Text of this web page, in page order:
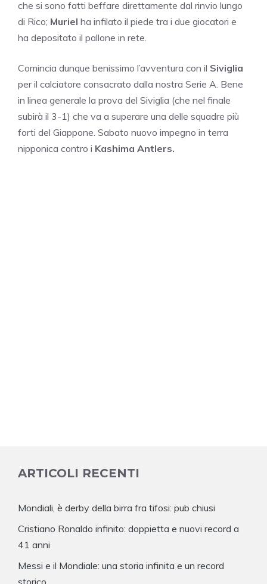
che si sono fatti beffare direttamente dal rinvio lungo
di Rico; Muriel ha infilato il piede tra i due giocatori e
ha depositato il pallone in rete.
Comincia dunque benissimo l’avventura con il Siviglia
per il calciatore consacrato dalla nostra Serie A. Bene
in linea generale la prova del Siviglia (che nel finale
subirà il 3-1) che va a superare una delle squadre più
forti del Giappone. Sabato nuovo impegno in terra
nipponica contro i Kashima Antlers.
ARTICOLI RECENTI
Mondiali, è derby della birra fra tifosi: pub chiusi
Cristiano Ronaldo infinito: doppietta e nuovi record a
41 anni
Messi e il Mondiale: una storia infinita e un record
storico